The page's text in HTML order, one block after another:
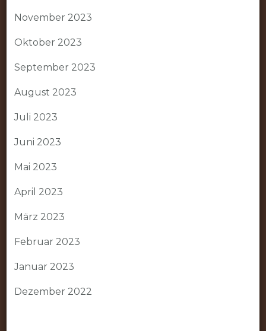
November 2023
Oktober 2023
September 2023
August 2023
Juli 2023
Juni 2023
Mai 2023
April 2023
März 2023
Februar 2023
Januar 2023
Dezember 2022